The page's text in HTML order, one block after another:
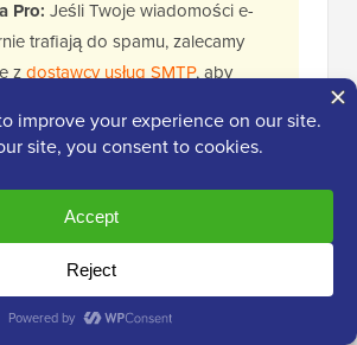
Pro: Jeśli Twoje wiadomości e-
trafiają do spamu, zalecamy
zdostawcy usług SMTP, aby
e-mail.
z konfiguracji formularza,
w prawym górnym rogu
formularz na nowej stronie